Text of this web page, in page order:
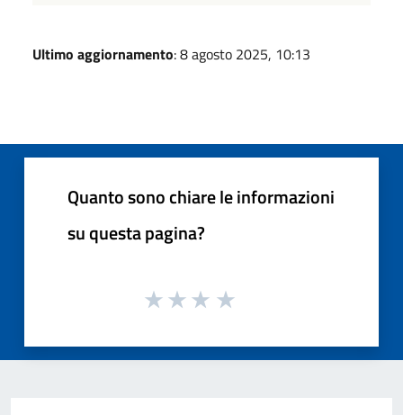
Ultimo aggiornamento: 8 agosto 2025, 10:13
Quanto sono chiare le informazioni
su questa pagina?